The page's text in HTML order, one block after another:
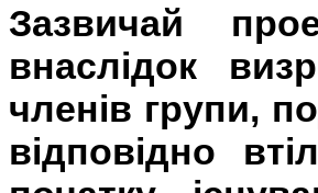
Зазвичай
внаслідок
членів групи,
відповідно